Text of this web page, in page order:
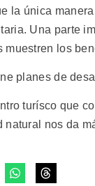
la única
Una parte
muestren los
planes de
turísco que
nos da